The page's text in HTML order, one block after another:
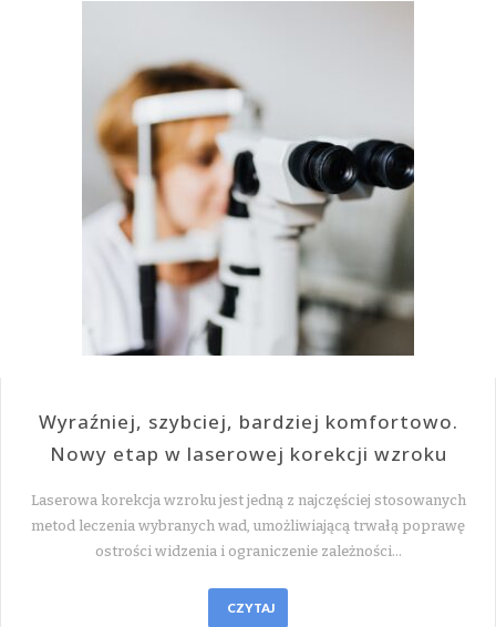
Wyraźniej, szybciej, bardziej komfortowo.
Nowy etap w laserowej korekcji wzroku
Laserowa korekcja wzroku jest jedną z najczęściej stosowanych
metod leczenia wybranych wad, umożliwiającą trwałą poprawę
ostrości widzenia i ograniczenie zależności…
CZYTAJ